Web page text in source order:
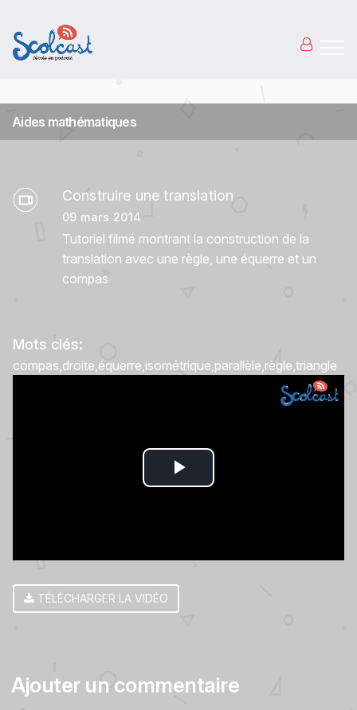
Aides mathématiques
Construire une translation
09 mars 2014
Tutoriel filmé montrant la construction de la
translation avec une règle, une équerre et un
compas
Mots clés:
compas droite équerre isométrique parallèle règle triangle
Play
TÉLÉCHARGER LA VIDÉO
Ajouter un commentaire